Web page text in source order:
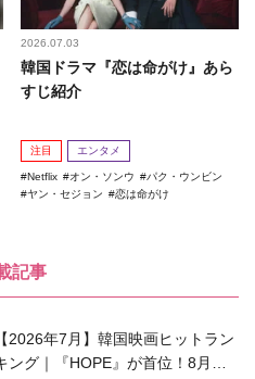
2026.07.03
韓国ドラマ『恋は命がけ』あら
すじ紹介
注目 エンタメ
Netflix オン・ソンウ
パク・ウンビン
ヤン・セジョン
恋は命がけ
記事
【2026年7月】韓国映画ヒットラン
ング｜『HOPE』が首位！8月公